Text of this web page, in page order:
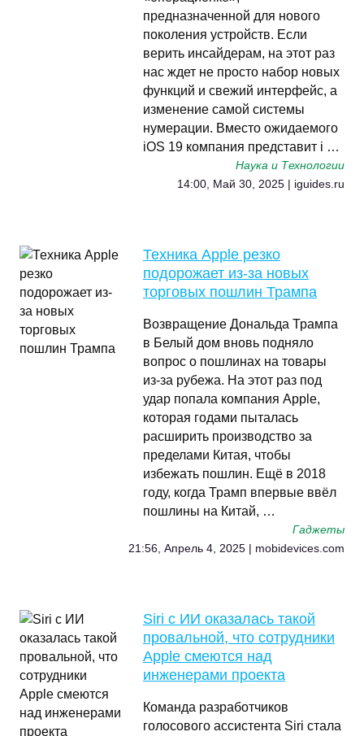
предназначенной для нового
поколения устройств. Если
верить инсайдерам, на этот раз
нас ждет не просто набор новых
функций и свежий интерфейс, а
изменение самой системы
нумерации. Вместо ожидаемого
iOS 19 компания представит i …
Наука и Технологии
14:00, Май 30, 2025 | iguides.ru
Техника Apple резко
подорожает из-за новых
торговых пошлин Трампа
Возвращение Дональда Трампа
в Белый дом вновь подняло
вопрос о пошлинах на товары
из-за рубежа. На этот раз под
удар попала компания Apple,
которая годами пыталась
расширить производство за
пределами Китая, чтобы
избежать пошлин. Ещё в 2018
году, когда Трамп впервые ввёл
пошлины на Китай, …
Гаджеты
21:56, Апрель 4, 2025 | mobidevices.com
Siri с ИИ оказалась такой
провальной, что сотрудники
Apple смеются над
инженерами проекта
Команда разработчиков
голосового ассистента Siri стала